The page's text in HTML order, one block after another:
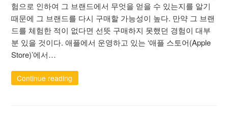
험으로 인하여 그 브랜드에서 무엇을 얻을 수 있는지를 알기
때문에 그 브랜드를 다시 구매할 가능성이 높다. 만약 그 브랜
드를 체험한 적이 없다면 선뜻 구매하지 못했던 경험이 대부
분 있을 것이다. 애플에서 운영하고 있는 ‘애플 스토어(Apple
Store)’에서…
Continue reading